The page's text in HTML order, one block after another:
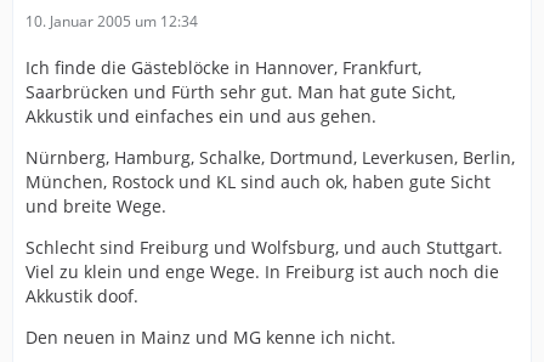
10. Januar 2005 um 12:34
Ich finde die Gästeblöcke in Hannover, Frankfurt,
Saarbrücken und Fürth sehr gut. Man hat gute Sicht,
Akkustik und einfaches ein und aus gehen.
Nürnberg, Hamburg, Schalke, Dortmund, Leverkusen, Berlin,
München, Rostock und KL sind auch ok, haben gute Sicht
und breite Wege.
Schlecht sind Freiburg und Wolfsburg, und auch Stuttgart.
Viel zu klein und enge Wege. In Freiburg ist auch noch die
Akkustik doof.
Den neuen in Mainz und MG kenne ich nicht.